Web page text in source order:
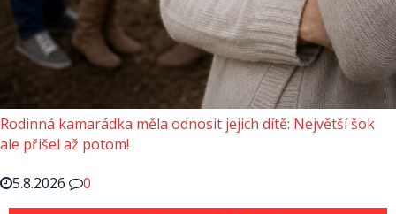
Rodinná kamarádka měla odnosit jejich dítě: Největší šok
ale přišel až potom!
5.8.2026
0